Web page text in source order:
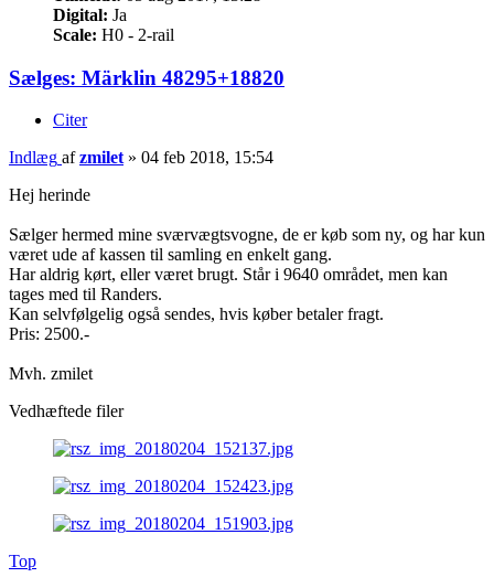
Digital: Ja
Scale: H0 - 2-rail
Sælges: Märklin 48295+18820
Citer
Indlæg afzmilet » 04 feb 2018, 15:54
Hej herinde
Sælger hermed mine sværvægtsvogne, de er køb som ny, og har kun
været ude af kassen til samling en enkelt gang.
Har aldrig kørt, eller været brugt. Står i 9640 området, men kan
tages med til Randers.
Kan selvfølgelig også sendes, hvis køber betaler fragt.
Pris: 2500.-
Mvh. zmilet
Vedhæftede filer
Top